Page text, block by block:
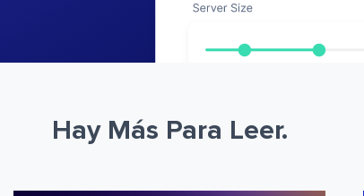
Hay Más Para Leer.